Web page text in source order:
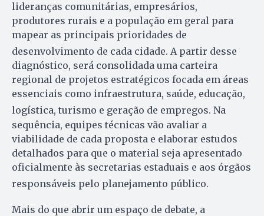
lideranças comunitárias, empresários,
produtores rurais e a população em geral para
mapear as principais prioridades de
desenvolvimento de cada cidade. A partir desse
diagnóstico, será consolidada uma carteira
regional de projetos estratégicos focada em áreas
essenciais como infraestrutura, saúde, educação,
logística, turismo e geração de empregos. Na
sequência, equipes técnicas vão avaliar a
viabilidade de cada proposta e elaborar estudos
detalhados para que o material seja apresentado
oficialmente às secretarias estaduais e aos órgãos
responsáveis pelo planejamento público.
Mais do que abrir um espaço de debate, a